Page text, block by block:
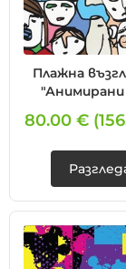
Плажна
80.00 €